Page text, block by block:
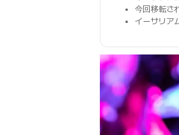
今回移転さ
イーサリア